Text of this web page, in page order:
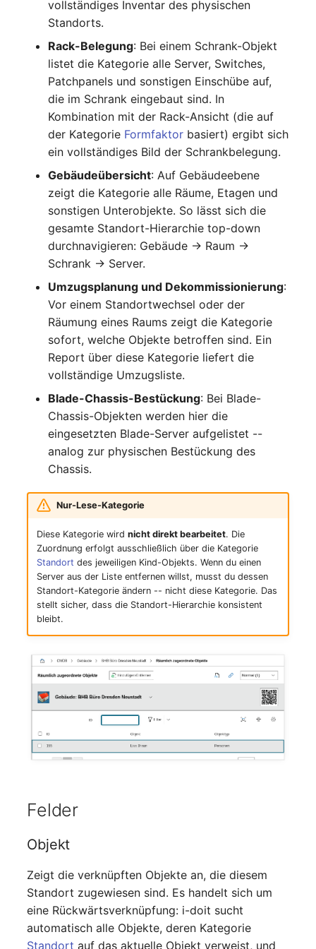
Release Notes 1.19
Release Notes 1.18
Release Notes 1.17
Release Notes 1.16
Release Notes 1.14
Release Notes 1.13
Release Notes 1.11
Release Notes 1.10
Release Notes 1.9
Release Notes 1.8
Release Notes 1.7
Changelog 21
Changelog 20
Changelogs 1.19.x
Changelogs 1.18.x
Changelogs 1.17.x
Changelogs 1.16.x
Changelogs 1.14.x
Changelogs 1.13.x
Changelogs 1.12.x
Changelogs 1.11.x
Changelogs 1.10.x
Changelogs 1.7.x
Changelogs 1.6.x
Changelogs 1.5.x
changelog-aeltere-
versionen
FC-Switch
Flugzeug
Gebäude
Kabeltrasse
Klimaanlage
Konverter
Kryptokarte
KVM-Switch
Land
Layer-2-Netz
Layer-3-Netz
Leerrohr
Leitungsnetz
Lizenzen
Middleware
Mobiltelefon
Monitor
Netzbereich
Netzersatzanlage
Objektgruppe
Organisation
Patchfeld
Personen
IP Address Management
Kabel-Patches und -wege
Komplexe Reports
Passwörter verwalten
Prod→Test Datenbank-
Synchronisation
Standort-basierte
Benutzerrechte
Standorte
Switch Stacking
Variable Reports
VM provisionieren
(veraltet)
Nagios
OCS Inventory NG
Relocate-CI
Replacement
Rights Documentation
SHD Connect
VIVA2 (IT-
Grundschutz)
Workflow
Signal-Slot System
DIY Daten-Import
Dashboard Widget
programmieren
vollständiges Inventar des physischen
Standorts.
Rack-Belegung: Bei einem Schrank-Objekt
listet die Kategorie alle Server, Switches,
Patchpanels und sonstigen Einschübe auf,
die im Schrank eingebaut sind. In
Kombination mit der Rack-Ansicht (die auf
der Kategorie Formfaktor basiert) ergibt sich
ein vollständiges Bild der Schrankbelegung.
Gebäudeübersicht: Auf Gebäudeebene
zeigt die Kategorie alle Räume, Etagen und
sonstigen Unterobjekte. So lässt sich die
gesamte Standort-Hierarchie top-down
durchnavigieren: Gebäude -> Raum ->
Schrank -> Server.
Umzugsplanung und Dekommissionierung:
Vor einem Standortwechsel oder der
Räumung eines Raums zeigt die Kategorie
sofort, welche Objekte betroffen sind. Ein
Report über diese Kategorie liefert die
vollständige Umzugsliste.
Blade-Chassis-Bestückung: Bei Blade-
Chassis-Objekten werden hier die
eingesetzten Blade-Server aufgelistet --
analog zur physischen Bestückung des
Chassis.
Nur-Lese-Kategorie
Diese Kategorie wird nicht direkt bearbeitet. Die
Zuordnung erfolgt ausschließlich über die Kategorie
Standort des jeweiligen Kind-Objekts. Wenn du einen
Server aus der Liste entfernen willst, musst du dessen
Standort-Kategorie ändern -- nicht diese Kategorie. Das
stellt sicher, dass die Standort-Hierarchie konsistent
bleibt.
Felder
Objekt
Zeigt die verknüpften Objekte an, die diesem
Standort zugewiesen sind. Es handelt sich um
eine Rückwärtsverknüpfung: i-doit sucht
automatisch alle Objekte, deren Kategorie
Standort auf das aktuelle Objekt verweist, und